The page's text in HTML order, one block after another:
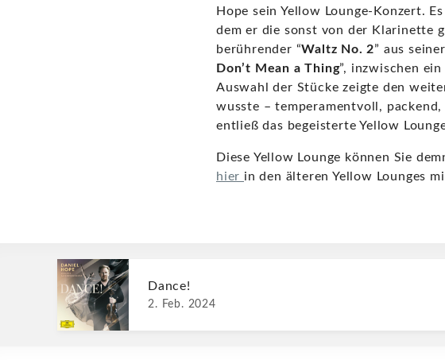
Hope sein Yellow Lounge-Konzert.
dem er die sonst von der Klarinette
berührender “Waltz No. 2” aus seiner
Don’t Mean a Thing”, inzwischen
Auswahl der Stücke zeigte den
wusste – temperamentvoll,
entließ das begeisterte Yellow
Diese Yellow Lounge können Sie
hier in den älteren Yellow Lounges
Dance!
2. Feb. 2024